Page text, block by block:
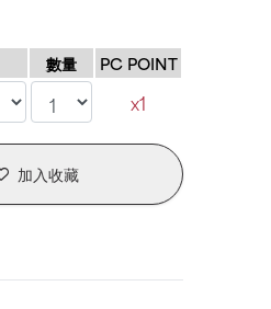
數量 PC POINT
x1
加入收藏